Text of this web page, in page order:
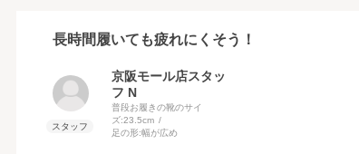
長時間履いても疲れにくそう！
京阪モール店スタッ
フ N
普段お履きの靴のサイ
ズ:23.5cm
足の形:幅が広め